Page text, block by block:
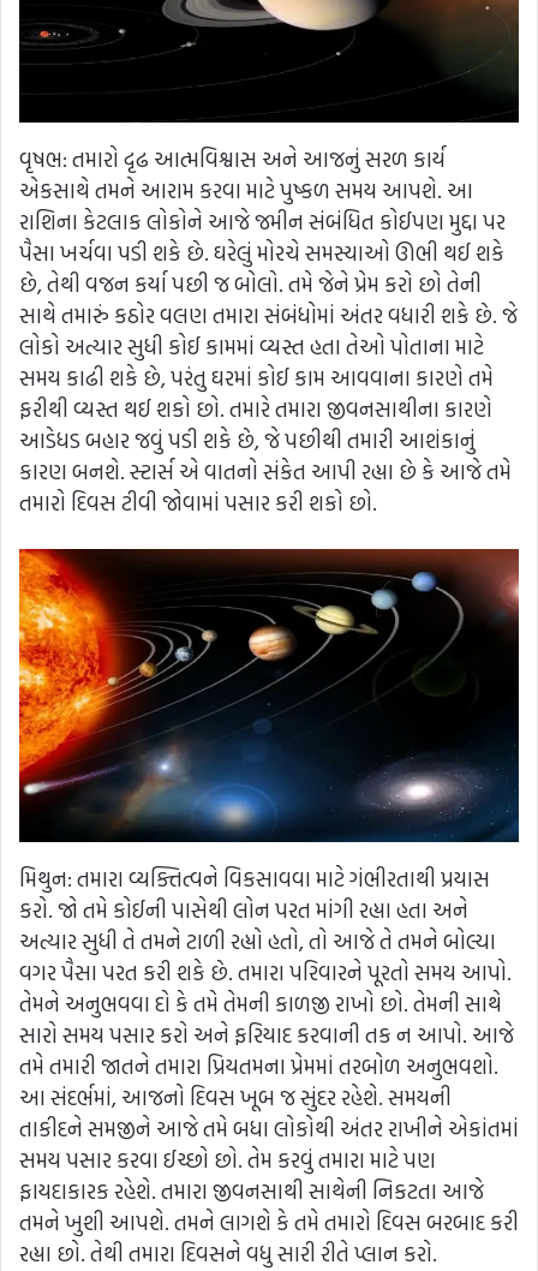
વૃષભ: તમારો દૃઢ આત્મવિશ્વાસ અને આજનું સરળ કાર્ય
એકસાથે તમને આરામ કરવા માટે પુષ્કળ સમય આપશે. આ
રાશિના કેટલાક લોકોને આજે જમીન સંબંધિત કોઈપણ મુદ્દા પર
પૈસા ખર્ચવા પડી શકે છે. ઘરેલું મોરચે સમસ્યાઓ ઊભી થઈ શકે
છે, તેથી વજન કર્યા પછી જ બોલો. તમે જેને પ્રેમ કરો છો તેની
સાથે તમારું કઠોર વલણ તમારા સંબંધોમાં અંતર વધારી શકે છે. જે
લોકો અત્યાર સુધી કોઈ કામમાં વ્યસ્ત હતા તેઓ પોતાના માટે
સમય કાઢી શકે છે, પરંતુ ઘરમાં કોઈ કામ આવવાના કારણે તમે
ફરીથી વ્યસ્ત થઈ શકો છો. તમારે તમારા જીવનસાથીના કારણે
આડેધડ બહાર જવું પડી શકે છે, જે પછીથી તમારી આશંકાનું
કારણ બનશે. સ્ટાર્સ એ વાતનો સંકેત આપી રહ્યા છે કે આજે તમે
તમારો દિવસ ટીવી જોવામાં પસાર કરી શકો છો.
મિથુન: તમારા વ્યક્તિત્વને વિકસાવવા માટે ગંભીરતાથી પ્રયાસ
કરો. જો તમે કોઈની પાસેથી લોન પરત માંગી રહ્યા હતા અને
અત્યાર સુધી તે તમને ટાળી રહ્યો હતો, તો આજે તે તમને બોલ્યા
વગર પૈસા પરત કરી શકે છે. તમારા પરિવારને પૂરતો સમય આપો.
તેમને અનુભવવા દો કે તમે તેમની કાળજી રાખો છો. તેમની સાથે
સારો સમય પસાર કરો અને ફરિયાદ કરવાની તક ન આપો. આજે
તમે તમારી જાતને તમારા પ્રિયતમના પ્રેમમાં તરબોળ અનુભવશો.
આ સંદર્ભમાં, આજનો દિવસ ખૂબ જ સુંદર રહેશે. સમયની
તાકીદને સમજીને આજે તમે બધા લોકોથી અંતર રાખીને એકાંતમાં
સમય પસાર કરવા ઈચ્છો છો. તેમ કરવું તમારા માટે પણ
ફાયદાકારક રહેશે. તમારા જીવનસાથી સાથેની નિકટતા આજે
તમને ખુશી આપશે. તમને લાગશે કે તમે તમારો દિવસ બરબાદ કરી
રહ્યા છો. તેથી તમારા દિવસને વધુ સારી રીતે પ્લાન કરો.